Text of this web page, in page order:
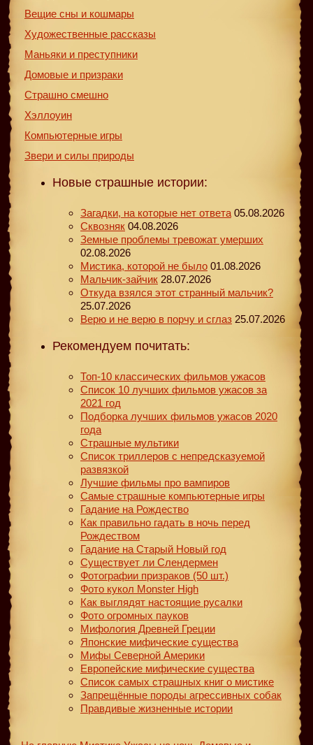
Вещие сны и кошмары
Художественные рассказы
Маньяки и преступники
Домовые и призраки
Страшно смешно
Хэллоуин
Компьютерные игры
Звери и силы природы
Новые страшные истории:
Загадки, на которые нет ответа 05.08.2026
Сквозняк 04.08.2026
Земные проблемы тревожат умерших
02.08.2026
Мистика, которой не было 01.08.2026
Мальчик-зайчик 28.07.2026
Откуда взялся этот странный мальчик?
25.07.2026
Верю и не верю в порчу и сглаз 25.07.2026
Рекомендуем почитать:
Топ-10 классических фильмов ужасов
Список 10 лучших фильмов ужасов за
2021 год
Подборка лучших фильмов ужасов 2020
года
Страшные мультики
Список триллеров с непредсказуемой
развязкой
Лучшие фильмы про вампиров
Самые страшные компьютерные игры
Гадание на Рождество
Как правильно гадать в ночь перед
Рождеством
Гадание на Старый Новый год
Существует ли Слендермен
Фотографии призраков (50 шт.)
Фото кукол Monster High
Как выглядят настоящие русалки
Фото огромных пауков
Мифология Древней Греции
Японские мифические существа
Мифы Северной Америки
Европейские мифические существа
Список самых страшных книг о мистике
Запрещённые породы агрессивных собак
Правдивые жизненные истории